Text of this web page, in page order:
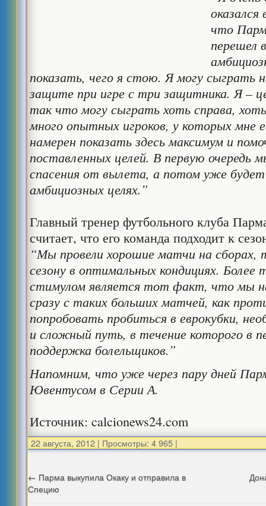
что
перешел
показать, чего я стою. Я могу сыграть
защите при игре с три защитника. Я –
так что могу сыграть хоть справа,
много опытных игроков, у которых мне
намерен показать здесь максимум и
поставленных целей. В первую очередь
спасения от вылета, а потом уже
амбициозных целях.”
Главный тренер футбольного клуба
считает, что его команда подходит к
“Мы провели хорошие матчи на сборах,
сезону в оптимальных кондициях.
стимулом является тот факт, что мы
сразу с таких больших матчей, как
попробовать пробиться в еврокубки,
и сложный путь, в течение которого в
поддержка болельщиков.”
Напомним, что уже через пару дней
Ювентусом в Серии А.
Источник: calcionews24.com
22 августа, 2012 | Просмотры: 4 965 |
← Парма выкупила Окаку и отправила в
Специю